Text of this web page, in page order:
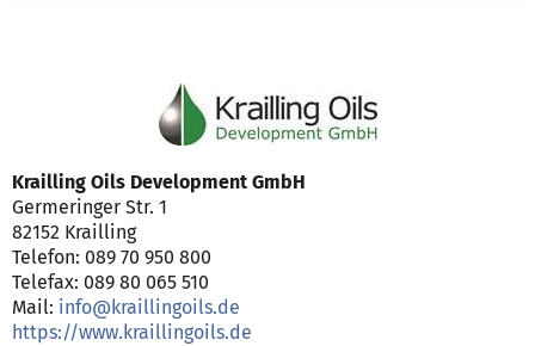
Krailling Oils Development GmbH
Germeringer Str. 1
82152 Krailling
Telefon: 089 70 950 800
Telefax: 089 80 065 510
Mail: info@kraillingoils.de
https://www.kraillingoils.de